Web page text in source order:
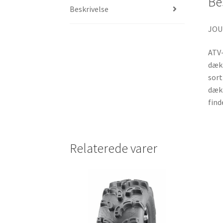
Beskrivelse
dæk
dæk
Relaterede varer